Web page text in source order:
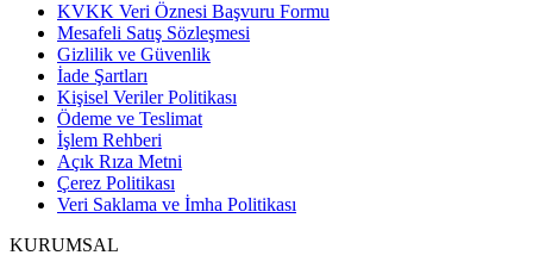
KVKK Veri Öznesi Başvuru Formu
Mesafeli Satış Sözleşmesi
Gizlilik ve Güvenlik
İade Şartları
Kişisel Veriler Politikası
Ödeme ve Teslimat
İşlem Rehberi
Açık Rıza Metni
Çerez Politikası
Veri Saklama ve İmha Politikası
KURUMSAL